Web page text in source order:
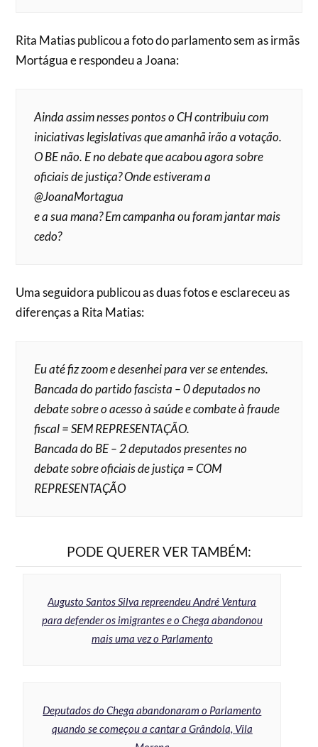
Rita Matias publicou a foto do parlamento sem as irmãs
Mortágua e respondeu a Joana:
Ainda assim nesses pontos o CH contribuiu com
iniciativas legislativas que amanhã irão a votação.
O BE não. E no debate que acabou agora sobre
oficiais de justiça? Onde estiveram a
@JoanaMortagua
e a sua mana? Em campanha ou foram jantar mais
cedo?
Uma seguidora publicou as duas fotos e esclareceu as
diferenças a Rita Matias:
Eu até fiz zoom e desenhei para ver se entendes.
Bancada do partido fascista – 0 deputados no
debate sobre o acesso à saúde e combate à fraude
fiscal = SEM REPRESENTAÇÃO.
Bancada do BE – 2 deputados presentes no
debate sobre oficiais de justiça = COM
REPRESENTAÇÃO
PODE QUERER VER TAMBÉM:
Augusto Santos Silva repreendeu André Ventura
para defender os imigrantes e o Chega abandonou
mais uma vez o Parlamento
Deputados do Chega abandonaram o Parlamento
quando se começou a cantar a Grândola, Vila